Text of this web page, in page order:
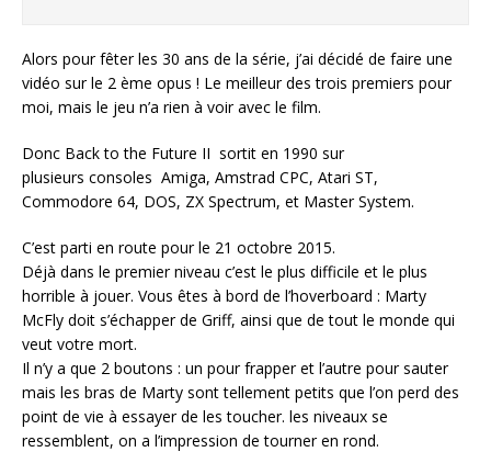
Alors pour fêter les 30 ans de la série, j’ai décidé de faire une
vidéo sur le 2 ème opus ! Le meilleur des trois premiers pour
moi, mais le jeu n’a rien à voir avec le film.
Donc Back to the Future II sortit en 1990 sur
plusieurs consoles Amiga, Amstrad CPC, Atari ST,
Commodore 64, DOS, ZX Spectrum, et Master System.
C’est parti en route pour le 21 octobre 2015.
Déjà dans le premier niveau c’est le plus difficile et le plus
horrible à jouer. Vous êtes à bord de l’hoverboard : Marty
McFly doit s’échapper de Griff, ainsi que de tout le monde qui
veut votre mort.
Il n’y a que 2 boutons : un pour frapper et l’autre pour sauter
mais les bras de Marty sont tellement petits que l’on perd des
point de vie à essayer de les toucher. les niveaux se
ressemblent, on a l’impression de tourner en rond.